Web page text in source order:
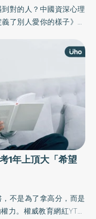
對的人？中國資深心理
了別人愛你的樣子》一
親密關係中的誤解與傷
式，讓彼此都能自在地愛
1年上頂大「希望
不是為了拿高分，而是
力。權威教育網紅YT火